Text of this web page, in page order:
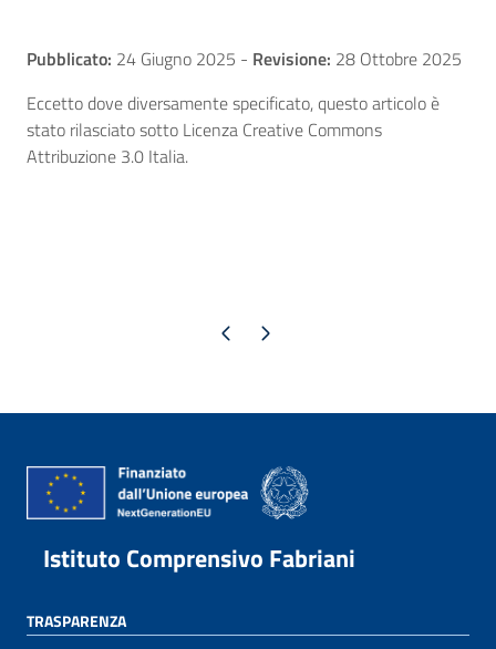
Pubblicato: 24 Giugno 2025 - Revisione: 28 Ottobre 2025
Eccetto dove diversamente specificato, questo articolo è
stato rilasciato sotto Licenza Creative Commons
Attribuzione 3.0 Italia.
Pagina precedente
Pagina successiva
Istituto Comprensivo Fabriani
TRASPARENZA